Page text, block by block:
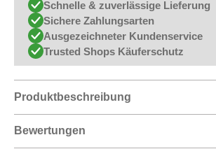
Schnelle & zuverlässige Lieferung
Sichere Zahlungsarten
Ausgezeichneter Kundenservice
Trusted Shops Käuferschutz
Produktbeschreibung
Bewertungen